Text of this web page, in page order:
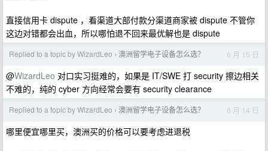
直接信用卡 dispute ，看渠道大部付款分渠道商家被 dispute 不管你
这边对错都会出血，所以哪怕退不回来最优解也是 dispute
Replied to a topic by WizardLeo › 澳洲留学电子设备怎么选？ 6 月 15 日
@WizardLeo 对口实习挺难的，如果是 IT/SWE 打 security 擦边相关
不难的，纯的 cyber 方向经常会要有 security clearance
Replied to a topic by WizardLeo › 澳洲留学电子设备怎么选？ 6 月 14 日
哪里便宜哪里买，澳洲买的价格可以要考虑进退税